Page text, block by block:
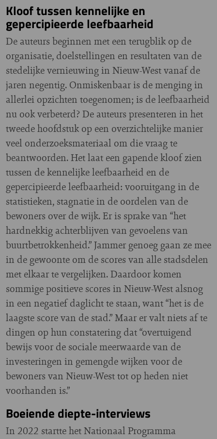
Kloof tussen kennelijke en
gepercipieerde leefbaarheid
De auteurs beginnen met een terugblik op de
organisatie, doelstellingen en resultaten van de
stedelijke vernieuwing in Nieuw-West vanaf de
jaren negentig. Onmiskenbaar is de menging in
allerlei opzichten toegenomen; is de leefbaarheid
nu ook verbeterd? De auteurs presenteren in het
tweede hoofdstuk op een overzichtelijke manier
veel onderzoeksmateriaal om die vraag te
beantwoorden. Het laat een gapende kloof zien
tussen de kennelijke leefbaarheid en de
gepercipieerde leefbaarheid: vooruitgang in de
statistieken, stagnatie in de oordelen van de
bewoners over de wijk. Er is sprake van “het
hardnekkig achterblijven van gevoelens van
buurtbetrokkenheid.” Jammer genoeg gaan ze mee
in de gewoonte om de scores van alle stadsdelen
met elkaar te vergelijken. Daardoor komen
sommige positieve scores in Nieuw-West alsnog
in een negatief daglicht te staan, want “het is de
laagste score van de stad.” Maar er valt niets af te
dingen op hun constatering dat “overtuigend
bewijs voor de sociale meerwaarde van de
investeringen in gemengde wijken voor de
bewoners van Nieuw-West tot op heden niet
voorhanden is.”
Boeiende diepte-interviews
In 2022 startte het Nationaal Programma